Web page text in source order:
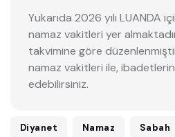
Yukarıda 2026 yılı LUANDA
namaz vakitleri yer
takvimine göre
namaz vakitleri ile,
edebilirsiniz.
Diyanet Namaz Sabah